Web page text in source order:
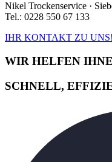
Nikel Trockenservice ·
Tel.: 0228 550 67 133
IHR KONTAKT ZU UNS!
WIR HELFEN
SCHNELL,